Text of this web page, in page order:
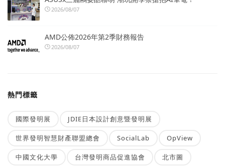
2026/08/07
AMD公佈2026年第2季財務報告
2026/08/07
熱門標籤
國際發明展 JDIE日本設計創意暨發明展
世界發明智慧財產聯盟總會 SocialLab OpView
中國文化大學 台灣發明商品促進協會 北市圖